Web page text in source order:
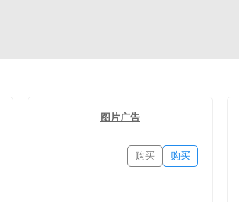
图片广告
购买
购买